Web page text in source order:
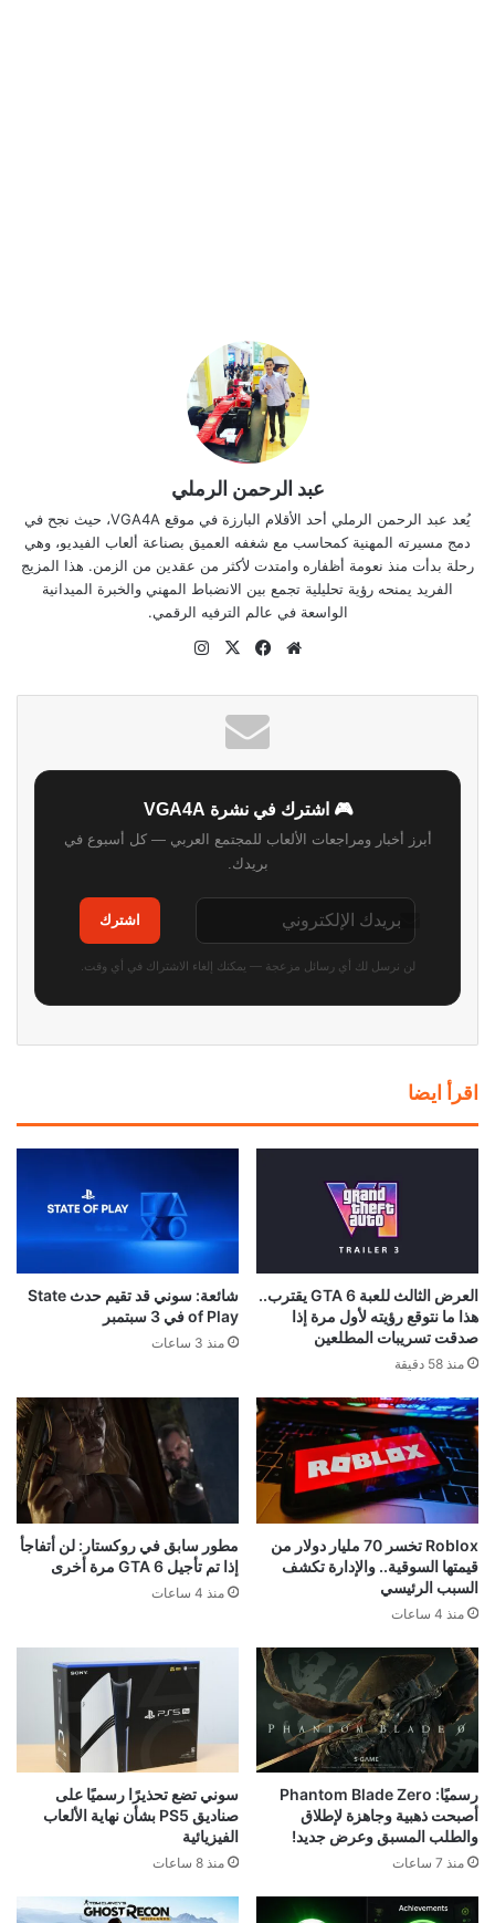
عبد الرحمن الرملي
يُعد عبد الرحمن الرملي أحد الأقلام البارزة في موقع VGA4A، حيث نجح في
دمج مسيرته المهنية كمحاسب مع شغفه العميق بصناعة ألعاب الفيديو، وهي
رحلة بدأت منذ نعومة أظفاره وامتدت لأكثر من عقدين من الزمن. هذا المزيج
الفريد يمنحه رؤية تحليلية تجمع بين الانضباط المهني والخبرة الميدانية
الواسعة في عالم الترفيه الرقمي.
موقع
فيسبوك
‫X
🎮 اشترك في نشرة VGA4A
أبرز أخبار ومراجعات الألعاب للمجتمع العربي — كل أسبوع في
بريدك.
اشترك
لن نرسل لك أي رسائل مزعجة — يمكنك إلغاء الاشتراك في أي وقت.
اقرأ ايضا
العرض الثالث للعبة GTA 6 يقترب..
هذا ما نتوقع رؤيته لأول مرة إذا
صدقت تسريبات المطلعين
منذ 58 دقيقة
شائعة: سوني قد تقيم حدث State
of Play في 3 سبتمبر
منذ 3 ساعات
Roblox تخسر 70 مليار دولار من
قيمتها السوقية.. والإدارة تكشف
السبب الرئيسي
منذ 4 ساعات
مطور سابق في روكستار: لن أتفاجأ
إذا تم تأجيل GTA 6 مرة أخرى
منذ 4 ساعات
رسميًا: Phantom Blade Zero
أصبحت ذهبية وجاهزة لإطلاق
والطلب المسبق وعرض جديد!
منذ 7 ساعات
سوني تضع تحذيرًا رسميًا على
صناديق PS5 بشأن نهاية الألعاب
الفيزيائية
منذ 8 ساعات